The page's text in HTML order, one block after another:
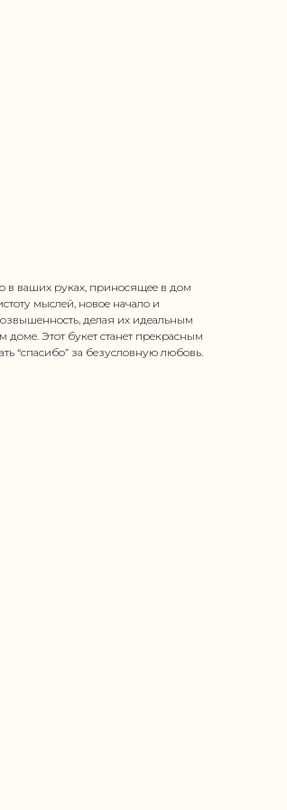
в ваших руках, приносящее в дом
мыслей, новое начало и
делая их идеальным
Этот букет станет прекрасным
“спасибо” за безусловную любовь.